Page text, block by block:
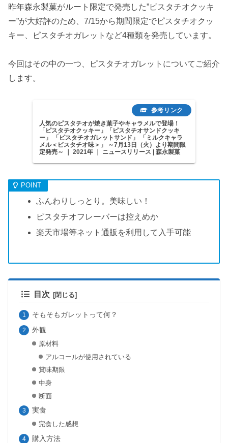
昨年森永製菓がルート限定で発売した”ピスタチオクッキ
ー”が大好評のため、7/15から期間限定でピスタチオクッ
キー、ピスタチオガレットなど4種類を発売しています。
今回はその中の一つ、ピスタチオガレットについてご紹介
します。
人気のピスタチオが焼き菓子やキャラメルで登場！
「ピスタチオクッキー」「ピスタチオサンドクッキ
ー」 「ピスタチオガレットサンド」 「ミルクキャラ
メル＜ピスタチオ味＞」 ～7月13日（火）より期間限
定発売～ ｜ 2021年 ｜ ニュースリリース | 森永製菓
ふんわりしっとり。美味しい！
ピスタチオフレーバーは控えめか
楽天市場等ネット通販を利用して入手可能
目次
そもそもガレットって何？
外観
原材料
アルコールが使用されている
賞味期限
中身
断面
実食
完食した感想
購入方法